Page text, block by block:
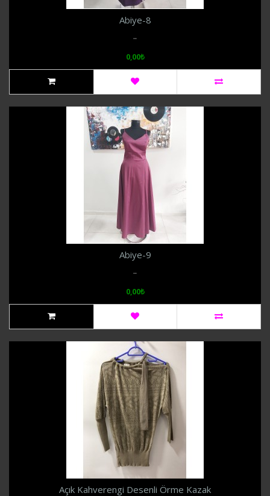
Abiye-8
..
0,00₺
Abiye-9
..
0,00₺
Açık Kahverengi Desenli Örme Kazak